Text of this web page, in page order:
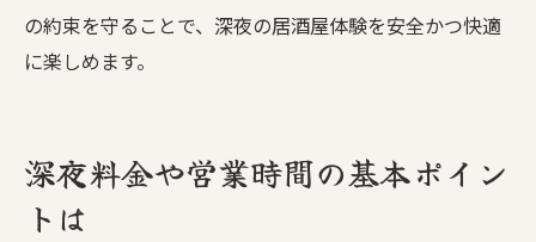
の約束を守ることで、深夜の居酒屋体験を安全かつ快適
に楽しめます。
深夜料金や営業時間の基本ポイン
トは